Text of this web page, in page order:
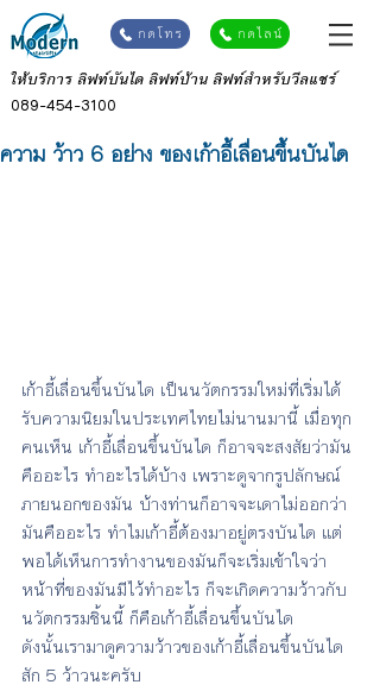
กดโทร กดไลน์
ให้บริการ ลิฟท์บันได ลิฟท์บ้าน ลิฟท์สำหรับวีลแชร์
089-454-3100
ความ ว้าว 6 อย่าง ของเก้าอี้เลื่อนขึ้นบันได
เก้าอี้เลื่อนขึ้นบันได เป็นนวัตกรรมใหม่ที่เริ่มได้
รับความนิยมในประเทศไทยไม่นานมานี้ เมื่อทุก
คนเห็น เก้าอี้เลื่อนขึ้นบันได ก็อาจจะสงสัยว่ามัน
คืออะไร ทำอะไรได้บ้าง เพราะดูจากรูปลักษณ์
ภายนอกของมัน บ้างท่านก็อาจจะเดาไม่ออกว่า
มันคืออะไร ทำไมเก้าอี้ต้องมาอยู่ตรงบันได แต่
พอได้เห็นการทำงานของมันก็จะเริ่มเข้าใจว่า
หน้าที่ของมันมีไว้ทำอะไร ก็จะเกิดความว้าวกับ
นวัตกรรมชิ้นนี้ ก็คือเก้าอี้เลื่อนขึ้นบันได
ดังนั้นเรามาดูความว้าวของเก้าอี้เลื่อนขึ้นบันได
สัก 5 ว้าวนะครับ